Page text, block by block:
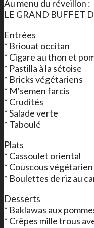
Au menu du réveillon :
LE GRAND BUFFET
Entrées
* Briouat occitan
* Cigare au thon et
* Pastilla à la sétoise
* Bricks végétariens
* M'semen farcis
* Crudités
* Salade verte
* Taboulé
Plats
* Cassoulet oriental
* Couscous végétarien
* Boulettes de riz au
Desserts
* Baklawas aux
* Crêpes mille trous